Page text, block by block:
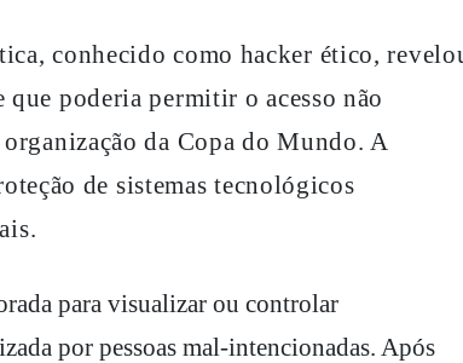
poderia permitir o acesso não
da Copa do Mundo. A
de sistemas tecnológicos
para visualizar ou controlar
por pessoas mal-intencionadas. Após